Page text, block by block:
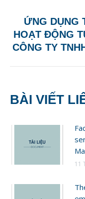
ỨNG DỤNG
HOẠT ĐỘNG
CÔNG TY
BÀI VIẾT
11